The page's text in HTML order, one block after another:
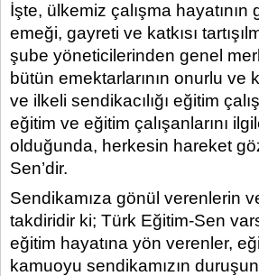
İşte, ülkemiz çalışma
emeği, gayreti ve katkısı
şube yöneticilerinden genel
bütün emektarlarının onurlu ve
ve ilkeli sendikacılığı eğitim
eğitim ve eğitim çalışanlarını
olduğunda, herkesin hareket
Sen’dir.
Sendikamıza gönül verenlerin
takdiridir ki; Türk Eğitim-Sen
eğitim hayatına yön verenler,
kamuoyu sendikamızın